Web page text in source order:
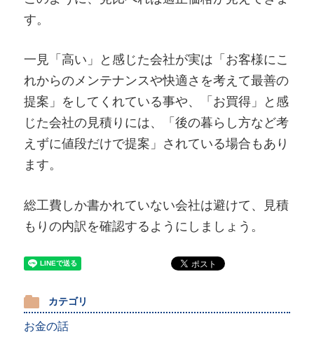
す。
一見「高い」と感じた会社が実は「お客様にこ
れからのメンテナンスや快適さを考えて最善の
提案」をしてくれている事や、「お買得」と感
じた会社の見積りには、「後の暮らし方など考
えずに値段だけで提案」されている場合もあり
ます。
総工費しか書かれていない会社は避けて、見積
もりの内訳を確認するようにしましょう。
カテゴリ
お金の話